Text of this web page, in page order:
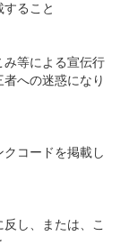
ること
み等による宣伝行
への迷惑になり
コードを掲載し
し、または、こ